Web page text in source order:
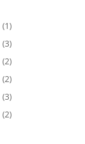
(1)
(3)
(2)
(2)
(3)
(2)